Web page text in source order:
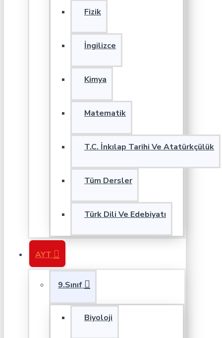
Fizik
İngilizce
Kimya
Matematik
T.C. İnkılap Tarihi Ve Atatürkçülük
Tüm Dersler
Türk Dili Ve Edebiyatı
AYT
9.Sınıf
Biyoloji